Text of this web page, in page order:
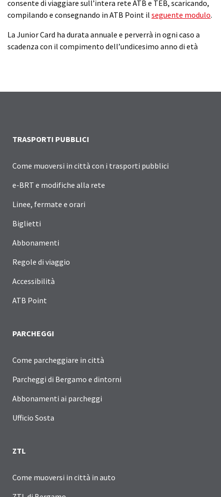
consente di viaggiare sull’intera rete ATB e TEB, scaricando,
compilando e consegnando in ATB Point il seguente modulo.
La Junior Card ha durata annuale e perverrà in ogni caso a
scadenza con il compimento dell’undicesimo anno di età
TRASPORTI PUBBLICI
Come muoversi in città con i trasporti pubblici
e-BRT e modifiche alla rete
Linee, fermate e orari
Biglietti
Abbonamenti
Regole di viaggio
Accessibilità
ATB Point
PARCHEGGI
Come parcheggiare in città
Parcheggi di Bergamo e dintorni
Abbonamenti ai parcheggi
Ufficio Sosta
ZTL
Come muoversi in città in auto